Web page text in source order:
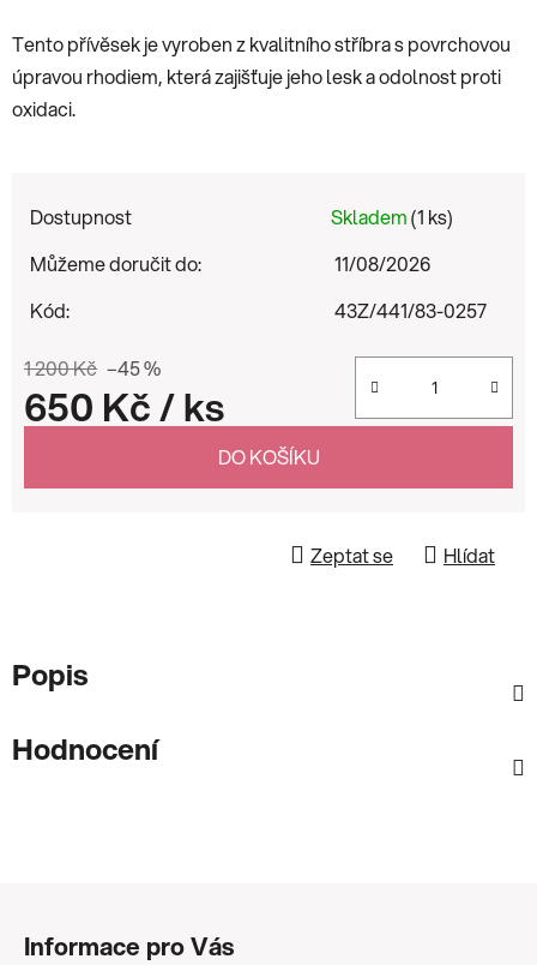
Tento přívěsek je vyroben z kvalitního stříbra s povrchovou
úpravou rhodiem, která zajišťuje jeho lesk a odolnost proti
oxidaci.
Dostupnost Skladem(1 ks)
Můžeme doručit do:
11/08/2026
Kód:
43Z/441/83-0257
1 200 Kč –45 %
650 Kč/ ks
DO KOŠÍKU
Zeptat se Hlídat
Popis
Hodnocení
Informace pro Vás